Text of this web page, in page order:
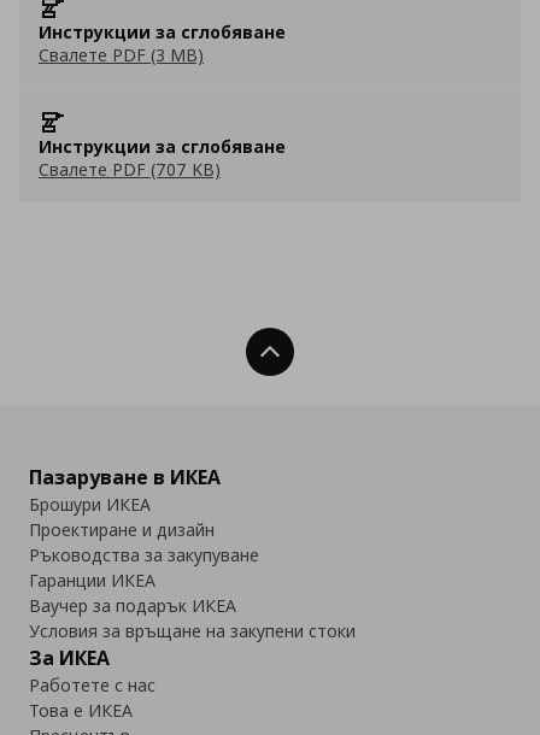
Инструкции за сглобяване
Свалете PDF (3 MB)
Инструкции за сглобяване
Свалете PDF (707 KB)
Нагоре
Пазаруване в ИКЕА
Брошури ИКЕА
Проектиране и дизайн
Ръководства за закупуване
Гаранции ИКЕА
Ваучер за подарък ИКЕА
Условия за връщане на закупени стоки
За ИКЕА
Работете с нас
Това е ИКЕА